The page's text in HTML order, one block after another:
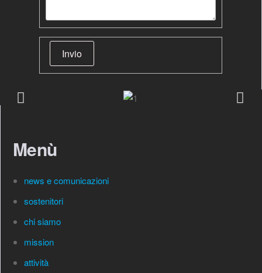
Invio
Menù
news e comunicazioni
sostenitori
chi siamo
mission
attività